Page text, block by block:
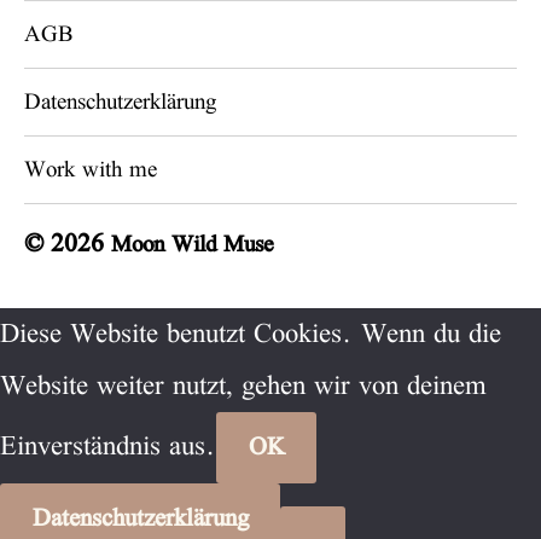
AGB
Datenschutzerklärung
Work with me
© 2026Moon Wild Muse
Diese Website benutzt Cookies. Wenn du die
Website weiter nutzt, gehen wir von deinem
Einverständnis aus.
OK
Datenschutzerklärung